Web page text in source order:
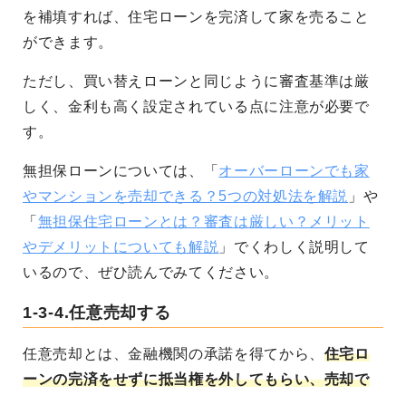
を補填すれば、住宅ローンを完済して家を売ること
ができます。
ただし、買い替えローンと同じように審査基準は厳
しく、金利も高く設定されている点に注意が必要で
す。
無担保ローンについては、「 オーバーローンでも家
やマンションを売却できる？5つの対処法を解説 」や
「 無担保住宅ローンとは？審査は厳しい？メリット
やデメリットについても解説 」でくわしく説明して
いるので、ぜひ読んでみてください。
1-3-4.任意売却する
任意売却とは、金融機関の承諾を得てから、 住宅ロ
ーンの完済をせずに抵当権を外してもらい、売却で